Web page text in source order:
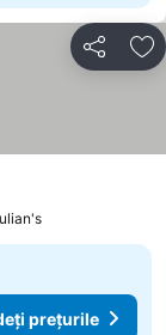
Distribuiți
prețurile